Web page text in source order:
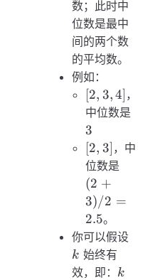
数；此时中
位数是最中
间的两个数
的平均数。
例如：
[2,3,4]
[2, 3,4] ，
中位数是
3
[2,3]
[2, 3] ，中
位数是
3)
=
2.5
(2 +
3)/2 =
2.5。
你可以假设
k 始终有
效，即： k
k